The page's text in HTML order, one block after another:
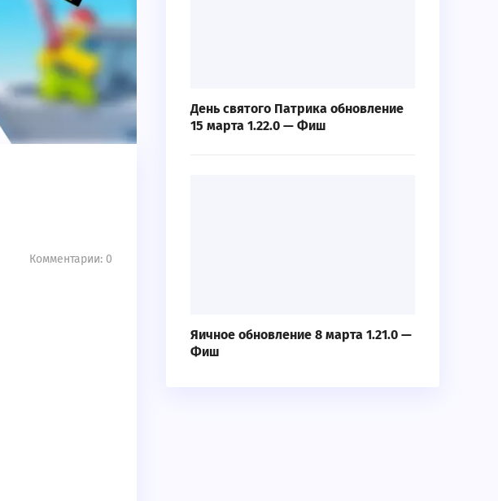
Комментарии: 0
День святого Патрика обновление
15 марта 1.22.0 — Фиш
Яичное обновление 8 марта 1.21.0 —
Фиш